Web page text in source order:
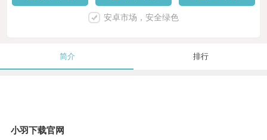
安卓市场，安全绿色
简介 排行
小羽下载官网